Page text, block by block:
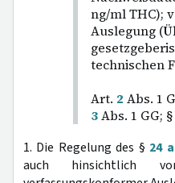
ng/ml THC);
Auslegung
technischen
Art. 2 Abs. 1
3Abs. 1 GG; §
1. Die Regelung des § 24 a
auch hinsichtlich